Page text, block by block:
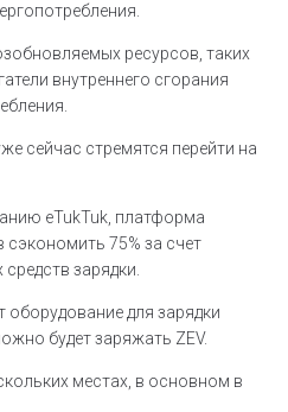
ресурсов, таких
внутреннего сгорания
сейчас стремятся перейти на
eTukTuk, платформа
сэкономить 75% за счет
зарядки.
оборудование для зарядки
будет заряжать ZEV.
местах, в основном в